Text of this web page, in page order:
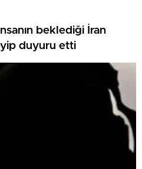
beklediği İran
duyuru etti